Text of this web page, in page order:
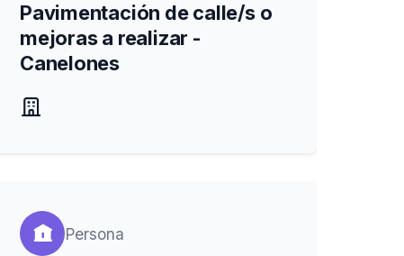
Pavimentación de calle/s o
mejoras a realizar -
Canelones
Persona